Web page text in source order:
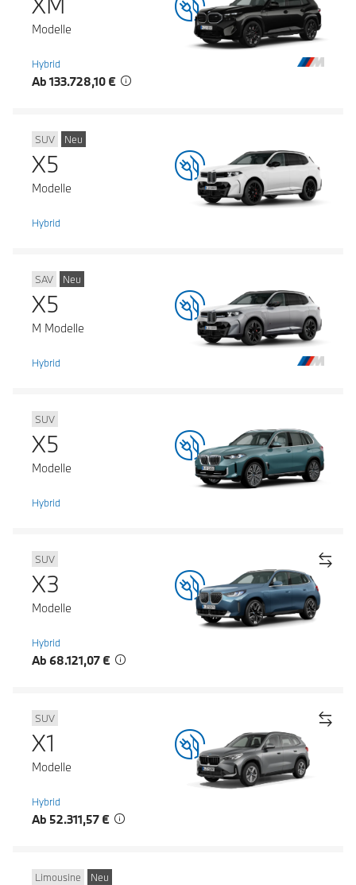
Modelle
Hybrid
Ab 133.728,10 €
SUV Neu
X5
Modelle
Hybrid
SAV Neu
X5
M Modelle
Hybrid
SUV
X5
Modelle
Hybrid
SUV
X3
Modelle
Hybrid
Ab 68.121,07 €
SUV
X1
Modelle
Hybrid
Ab 52.311,57 €
Limousine Neu